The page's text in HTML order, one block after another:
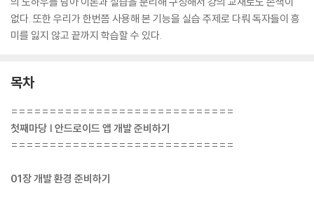
없다. 또한 우리가 한번쯤 사용해 본 기능을 실습 주제로 다뤄 독자들이 흥
미를 잃지 않고 끝까지 학습할 수 있다.
목차
=============================
첫째마당 | 안드로이드 앱 개발 준비하기
=============================
01장 개발 환경 준비하기